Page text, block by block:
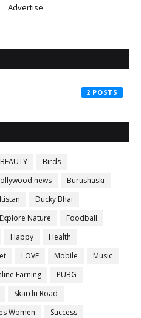
Advertise
2
BEAUTY
Birds
news
Burushaski
Ducky Bhai
Explore Nature
Foodball
Happy
Health
LOVE Mobile
Music
Earning
PUBG
Skardu Road
Women
Success